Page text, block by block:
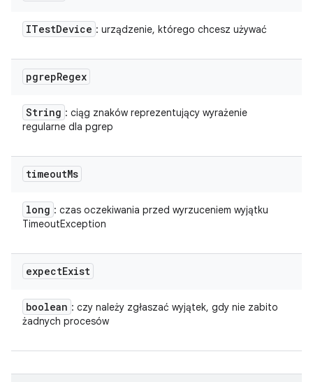
ITestDevice : urządzenie, którego chcesz używać
pgrepRegex
String : ciąg znaków reprezentujący wyrażenie
regularne dla pgrep
timeoutMs
long : czas oczekiwania przed wyrzuceniem wyjątku
TimeoutException
expectExist
boolean : czy należy zgłaszać wyjątek, gdy nie zabito
żadnych procesów